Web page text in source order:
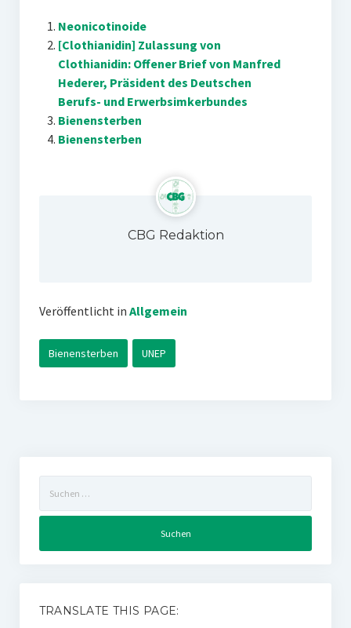
Neonicotinoide
[Clothianidin] Zulassung von
Clothianidin: Offener Brief von Manfred
Hederer, Präsident des Deutschen
Berufs- und Erwerbsimkerbundes
Bienensterben
Bienensterben
CBG Redaktion
Veröffentlicht in Allgemein
Bienensterben UNEP
nach:
TRANSLATE THIS PAGE: